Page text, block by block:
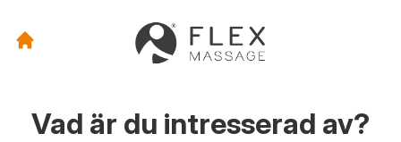
Vad är du intresserad av?